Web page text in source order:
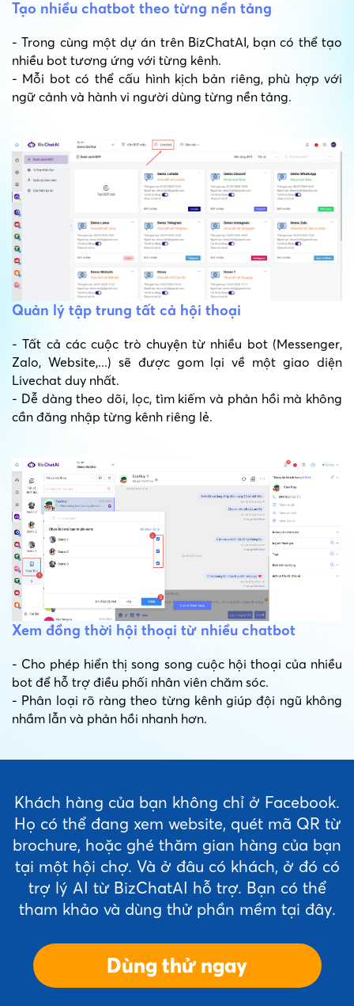
Tạo nhiều chatbot theo từng nền tảng
- Trong cùng một dự án trên BizChatAI, bạn có thể tạo
nhiều bot tương ứng với từng kênh.
- Mỗi bot có thể cấu hình kịch bản riêng, phù hợp với
ngữ cảnh và hành vi người dùng từng nền tảng.
Quản lý tập trung tất cả hội thoại
- Tất cả các cuộc trò chuyện từ nhiều bot (Messenger,
Zalo, Website,...) sẽ được gom lại về một giao diện
Livechat duy nhất.
- Dễ dàng theo dõi, lọc, tìm kiếm và phản hồi mà không
cần đăng nhập từng kênh riêng lẻ.
Xem đồng thời hội thoại từ nhiều chatbot
- Cho phép hiển thị song song cuộc hội thoại của nhiều
bot để hỗ trợ điều phối nhân viên chăm sóc.
- Phân loại rõ ràng theo từng kênh giúp đội ngũ không
nhầm lẫn và phản hồi nhanh hơn.
Khách hàng của bạn không chỉ ở Facebook.
Họ có thể đang xem website, quét mã QR từ
brochure, hoặc ghé thăm gian hàng của bạn
tại một hội chợ. Và ở đâu có khách, ở đó có
trợ lý AI từ BizChatAI hỗ trợ. Bạn có thể
tham khảo và dùng thử phần mềm tại đây.
Dùng thử ngay